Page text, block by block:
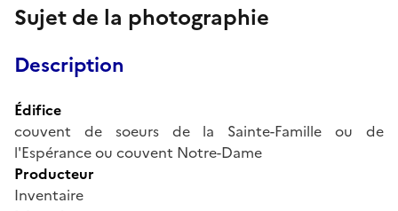
Sujet de la photographie
Description
Édifice
couvent de soeurs de la Sainte-Famille ou de
l'Espérance ou couvent Notre-Dame
Producteur
Inventaire